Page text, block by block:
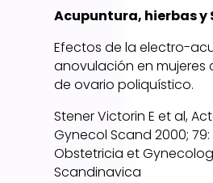
Acupuntura, hierbas y
Efectos de la electro-
anovulación en mujeres
de ovario poliquístico.
Stener Victorin E et al,
Gynecol Scand 2000; 79:
Obstetricia et
Scandinavica